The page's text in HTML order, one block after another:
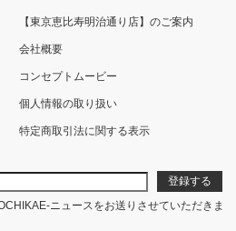
【東京恵比寿明治通り店】のご案内
会社概要
コンセプトムービー
個人情報の取り扱い
特定商取引法に関する表示
ニュースをお送りさせていただきま